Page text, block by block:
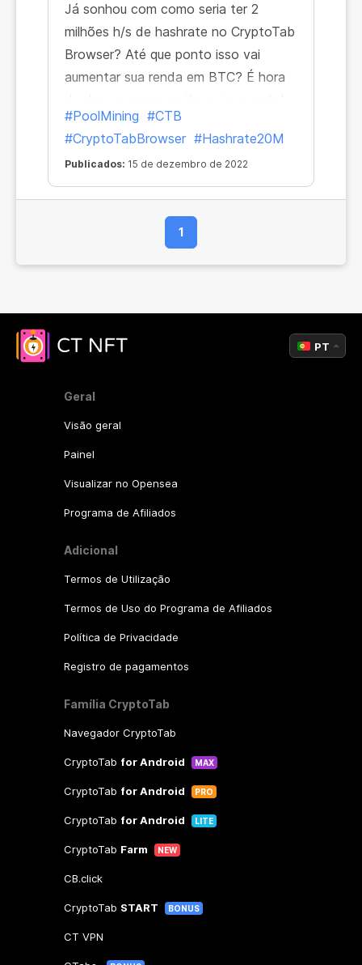
Já sonhou com como seria ter 2
milhões h/s de hashrate no CryptoTab
Browser? Até que ponto isso vai
aumentar sua renda em BTC? É hora
Que tal 20 milhões H/s e além? E não
ao preço total, mas com um desconto
de 25%!
#PoolMining #CTB
#CryptoTabBrowser #Hashrate20M
Publicados: 15 de dezembro de 2022
1
Geral
Visão geral
Painel
Visualizar no Opensea
Programa de Afiliados
Adicional
Termos de Utilização
Termos de Uso do Programa de Afiliados
Política de Privacidade
Registro de pagamentos
Família CryptoTab
Navegador CryptoTab
CryptoTab for Android MAX
CryptoTab for Android PRO
CryptoTab for Android LITE
CryptoTab Farm NEW
CB.click
CryptoTab START BONUS
CT VPN
PT